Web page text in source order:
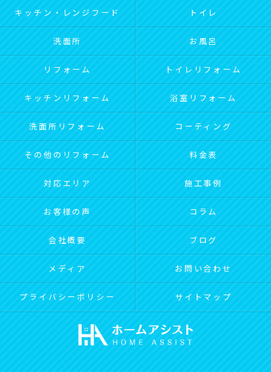
キッチン・レンジフード トイレ
洗面所 お風呂
リフォーム トイレリフォーム
キッチンリフォーム 浴室リフォーム
洗面所リフォーム コーティング
その他のリフォーム 料金表
対応エリア 施工事例
お客様の声 コラム
会社概要 ブログ
メディア お問い合わせ
プライバシーポリシー サイトマップ